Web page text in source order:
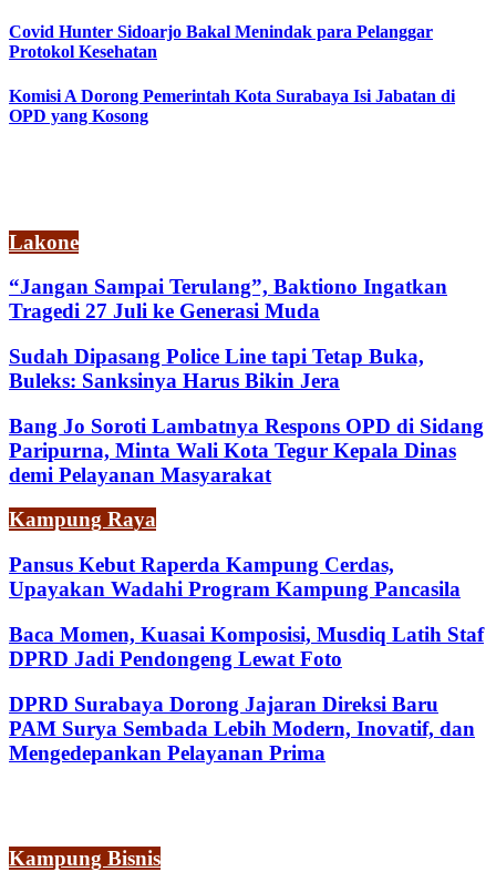
Covid Hunter Sidoarjo Bakal Menindak para Pelanggar
Protokol Kesehatan
Komisi A Dorong Pemerintah Kota Surabaya Isi Jabatan di
OPD yang Kosong
Lakone
“Jangan Sampai Terulang”, Baktiono Ingatkan
Tragedi 27 Juli ke Generasi Muda
Sudah Dipasang Police Line tapi Tetap Buka,
Buleks: Sanksinya Harus Bikin Jera
Bang Jo Soroti Lambatnya Respons OPD di Sidang
Paripurna, Minta Wali Kota Tegur Kepala Dinas
demi Pelayanan Masyarakat
Kampung Raya
Pansus Kebut Raperda Kampung Cerdas,
Upayakan Wadahi Program Kampung Pancasila
Baca Momen, Kuasai Komposisi, Musdiq Latih Staf
DPRD Jadi Pendongeng Lewat Foto
DPRD Surabaya Dorong Jajaran Direksi Baru
PAM Surya Sembada Lebih Modern, Inovatif, dan
Mengedepankan Pelayanan Prima
Kampung Bisnis